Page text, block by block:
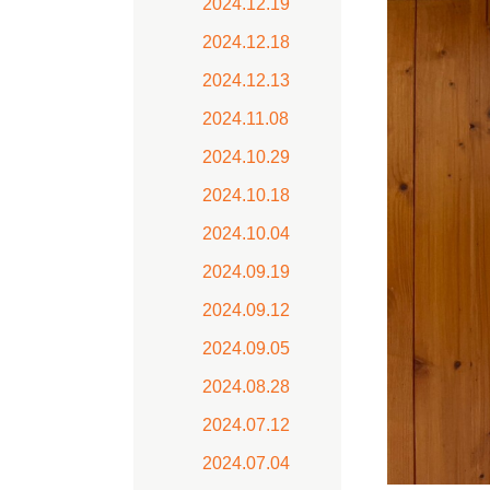
2024.12.19
2024.12.18
2024.12.13
2024.11.08
2024.10.29
2024.10.18
2024.10.04
2024.09.19
2024.09.12
2024.09.05
2024.08.28
2024.07.12
2024.07.04